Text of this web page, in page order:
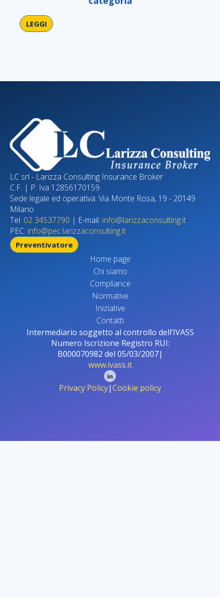
LEGGI
LC srl - Larizza Consulting Insurance Broker
C.F. | P. Iva 12856170159
Sede legale ed operativa: Via Monte Rosa, 19 - 20149
Milano
Tel. 02 34537790 | E-mail: info@larizzaconsulting.it
PEC: info@pec.larizzaconsulting.it
Preventivatore
Home page
Chi siamo
Compliance
Normative
Iniziative
Contatti
Intermediario soggetto al controllo dell’IVASS
Numero Iscrizione Registro RUI:
B000070982 del 05/03/2007|
www.ivass.it
Privacy Policy|Cookie policy